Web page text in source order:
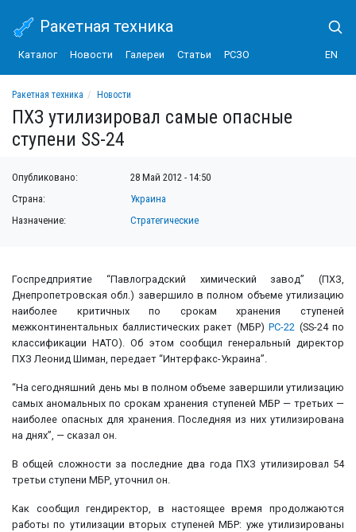
Ракетная техника
Каталог Новости Галереи Статьи РСЗО EN
Ракетная техника
Новости
ПХЗ утилизировал самые опасные ступени SS-24
ПХЗ утилизировал самые опасные
ступени SS-24
Опубликовано:
28 Май 2012 - 14:50
Страна:
Украина
Назначение:
Стратегические
Госпредприятие “Павлоградский химический завод” (ПХЗ,
Днепропетровская обл.) завершило в полном объеме утилизацию
наиболее критичных по срокам хранения ступеней
межконтинентальных баллистических ракет (МБР) РС-22 (SS-24 по
классификации НАТО). Об этом сообщил генеральный директор
ПХЗ Леонид Шиман, передает “Интерфакс-Украина”.
“На сегодняшний день мы в полном объеме завершили утилизацию
самых аномальных по срокам хранения ступеней МБР — третьих —
наиболее опасных для хранения. Последняя из них утилизирована
на днях”, — сказал он.
В общей сложности за последние два года ПХЗ утилизировал 54
третьи ступени МБР, уточнил он.
Как сообщил гендиректор, в настоящее время продолжаются
работы по утилизации вторых ступеней МБР: уже утилизированы